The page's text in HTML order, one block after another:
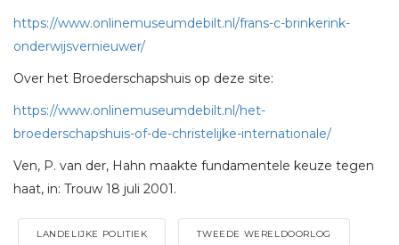
https://www.onlinemuseumdebilt.nl/frans-c-brinkerink-
onderwijsvernieuwer/
Over het Broederschapshuis op deze site:
https://www.onlinemuseumdebilt.nl/het-
broederschapshuis-of-de-christelijke-internationale/
Ven, P. van der, Hahn maakte fundamentele keuze tegen
haat, in: Trouw 18 juli 2001.
LANDELIJKE POLITIEK TWEEDE WERELDOORLOG